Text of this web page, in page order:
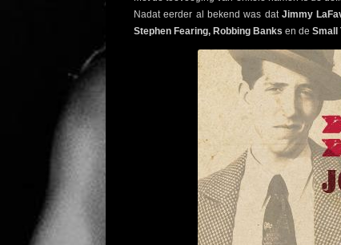
Nadat eerder al bekend was datJimmy
Stephen Fearing, Robbing Banks en de Small